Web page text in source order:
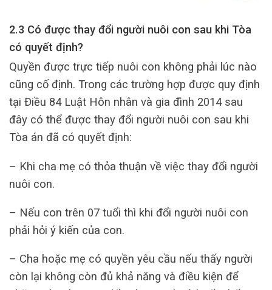
2.3 Có được thay đổi người nuôi con sau khi Tòa
có quyết định?
Quyền được trực tiếp nuôi con không phải lúc nào
cũng cố định. Trong các trường hợp được quy định
tại Điều 84 Luật Hôn nhân và gia đình 2014 sau
đây có thể được thay đổi người nuôi con sau khi
Tòa án đã có quyết định:
– Khi cha mẹ có thỏa thuận về việc thay đổi người
nuôi con.
– Nếu con trên 07 tuổi thì khi đổi người nuôi con
phải hỏi ý kiến của con.
– Cha hoặc mẹ có quyền yêu cầu nếu thấy người
còn lại không còn đủ khả năng và điều kiện để